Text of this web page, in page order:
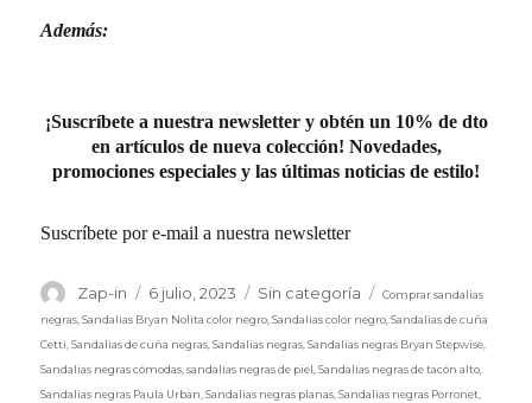
Además:
¡Suscríbete a nuestra newsletter y obtén un 10% de dto
en artículos de nueva colección! Novedades,
promociones especiales y las últimas noticias de estilo!
Suscríbete por e-mail a nuestra newsletter
Autor
Zap-in
Publicado
el
6 julio, 2023 Categorías
Sin categoría
Comprar sandalias
negras ,Sandalias Bryan Nolita color negro ,Sandalias color negro ,Sandalias de cuña
Cetti ,Sandalias de cuña negras ,Sandalias negras ,Sandalias negras Bryan Stepwise
Sandalias negras cómodas ,sandalias negras de piel ,Sandalias negras de tacón alto
Sandalias negras Paula Urban ,Sandalias negras planas ,Sandalias negras Porronet